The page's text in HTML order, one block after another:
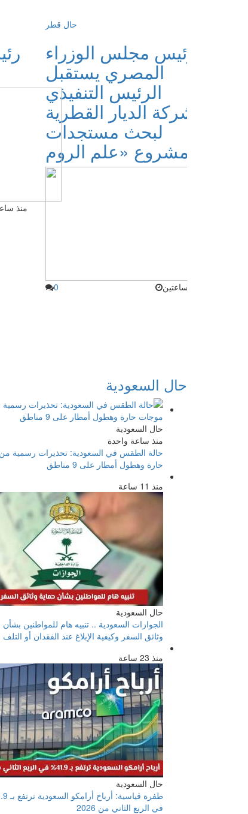
حال قطر
رئيس مجلس الوزراء
المصري يستقبل
الرئيس التنفيذي
لشركة الديار القطرية
لبحث مستجدات
منذ ساعتين 0
منذ
حال السعودية
حال السعودية
منذ ساعة واحدة
حالة الطقس في السعودية: تحذيرات رسمية
حارة وهطول أمطار على 9 مناطق
منذ 11 ساعة
حال السعودية
الجوازات السعودية .. تنبيه هام للمواطنين بشأن
وثائق السفر وكيفية الإبلاغ عند الفقدان أو التلف
منذ 23 ساعة
حال السعودية
في الربع الثاني من 2026